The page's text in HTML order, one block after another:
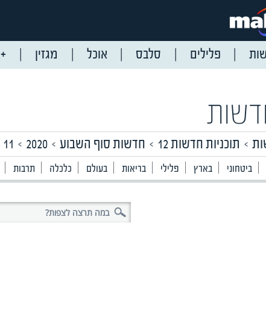
פלילים סלבס אוכל מגזין +12
תוכניות חדשות 12 חדשות סוף השבוע 2020
11
ביטחוני בארץ פלילי בריאות בעולם כלכלה תרבות